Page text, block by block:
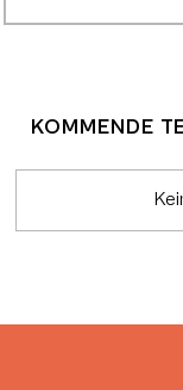
KOMMENDE